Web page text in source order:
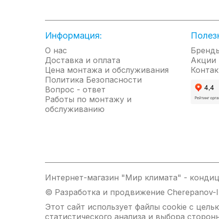
Информация:
О нас
Доставка и оплата
Цена монтажа и обслуживания
Политика Безопасности
Вопрос - ответ
Работы по монтажу и
обслуживанию
Акции
Интернет-магазин "Мир климата" -
© Разработка и продвижение Cherepanov-
Этот сайт использует файлы cookie с
статистического анализа и выбора